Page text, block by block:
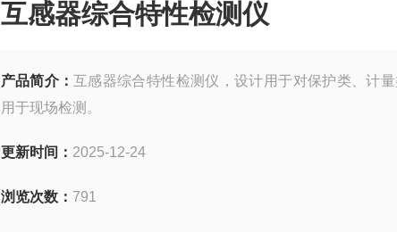
互感器综合特性检测仪
产品简介： 互感器综合特性检测仪，设计用于对保护类、计
用于现场检测。
更新时间： 2025-12-24
浏览次数： 791